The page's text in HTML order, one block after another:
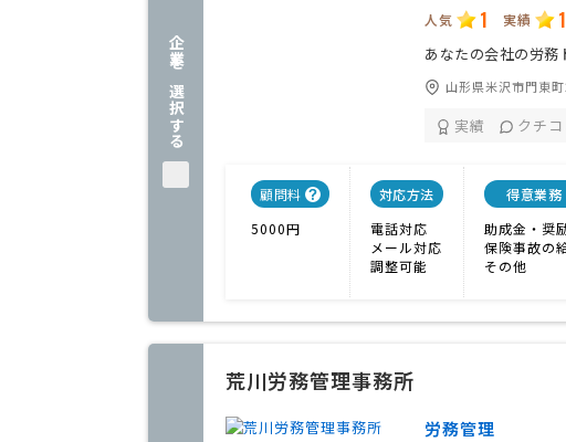
企業を選択する
人気 1 実績 1
あなたの会社の労務
山形県米沢市門東
実績 クチコ
顧問料
5000円
対応方法
電話対応
メール対応
調整可能
得意業務
助成金・奨
保険事故の
その他
荒川労務管理事務所
労務管理